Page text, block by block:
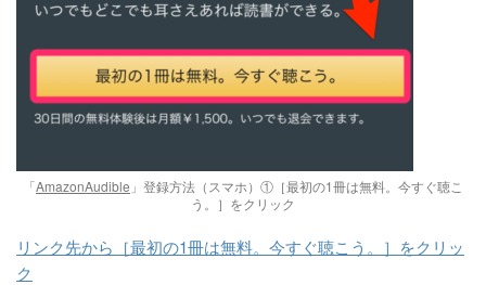
「AmazonAudible 」登録方法（スマホ）①［最初の1冊は無料。今すぐ聴こ
う。］をクリック
リンク先から［最初の1冊は無料。今すぐ聴こう。］をクリッ
ク